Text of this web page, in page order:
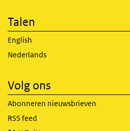
Talen
English
Nederlands
Volg ons
Abonneren nieuwsbrieven
RSS feed